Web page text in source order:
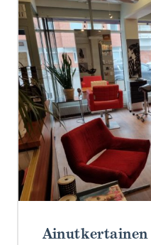
Ainutkertainen